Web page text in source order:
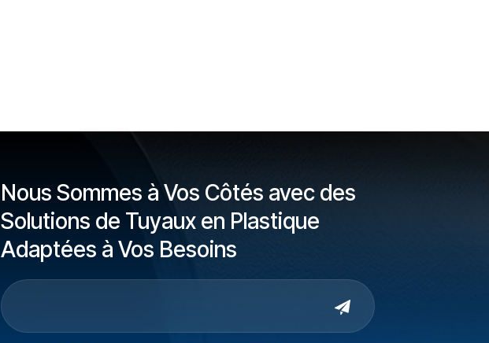
Nous Sommes à Vos Côtés avec des
Solutions de Tuyaux en Plastique
Adaptées à Vos Besoins